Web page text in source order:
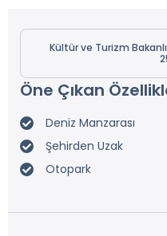
Kültür ve Turizm
Öne Çıkan
Deniz Manzarası
Şehirden Uzak
Otopark